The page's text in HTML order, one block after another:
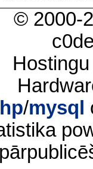
© 2000-
/mysql